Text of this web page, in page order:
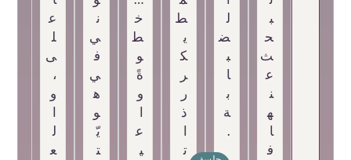
ب
ح
ث
ع
ن
ه
ا
ف
ل
ض
ب
ا
ب
ة
.
ط
ي
ك
ر
ر
ذ
ا
ت
خ
ط
و
ةً
و
ا
ع
ي
ن
ي
ف
ي
ه
و
يّ
ت
ع
ل
ى
،
و
ا
ل
ع